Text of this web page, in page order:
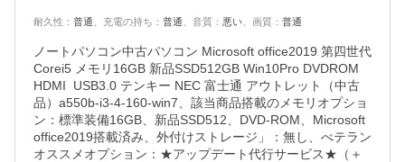
耐久性 ： 普通 充電の持ち ： 普通 音質 ： 悪い 画質 ： 普通
ノートパソコン中古パソコン Microsoft office2019 第四世代
Corei5 メモリ16GB 新品SSD512GB Win10Pro DVDROM
HDMI  USB3.0 テンキー NEC 富士通 アウトレット（中古
品）a550b-i3-4-160-win7、該当商品搭載のメモリオプショ
ン：標準装備16GB、新品SSD512、DVD-ROM、Microsoft
office2019搭載済み、外付けストレージ」：無し、べテラン
オススメオプション：★アップデート代行サービス★（＋